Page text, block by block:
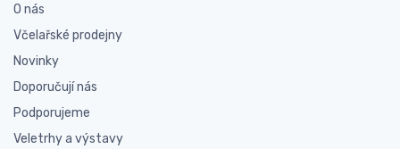
O nás
Včelařské prodejny
Novinky
Doporučují nás
Podporujeme
Veletrhy a výstavy